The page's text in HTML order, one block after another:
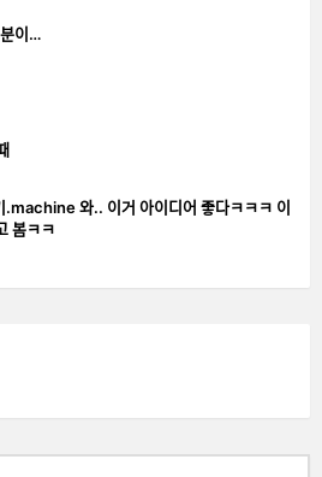
와.. 이거 아이디어 좋다ㅋㅋㅋ 이
봄ㅋㅋ